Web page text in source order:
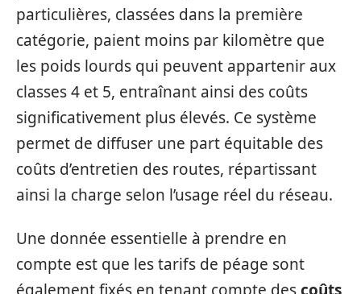
particulières, classées dans la première
catégorie, paient moins par kilomètre que
les poids lourds qui peuvent appartenir aux
classes 4 et 5, entraînant ainsi des coûts
significativement plus élevés. Ce système
permet de diffuser une part équitable des
coûts d’entretien des routes, répartissant
ainsi la charge selon l’usage réel du réseau.
Une donnée essentielle à prendre en
compte est que les tarifs de péage sont